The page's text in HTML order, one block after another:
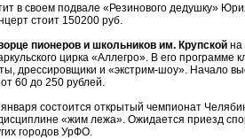
в своем подвале «Резинового дедушку»
стоит 150200 руб.
пионеров и школьников им. Крупской на
цирка «Аллегро». В его программе
дрессировщики и «экстрим-шоу». Начало
60 до 250 рублей.
состоится открытый чемпионат
«жим лежа». Ожидается приезд
городов УрФО.